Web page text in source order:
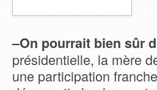
–On pourrait bien sûr
présidentielle, la mère
une participation